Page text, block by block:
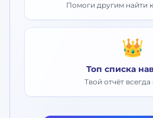
Помоги другим найти
👑
Топ списка
Твой отчёт